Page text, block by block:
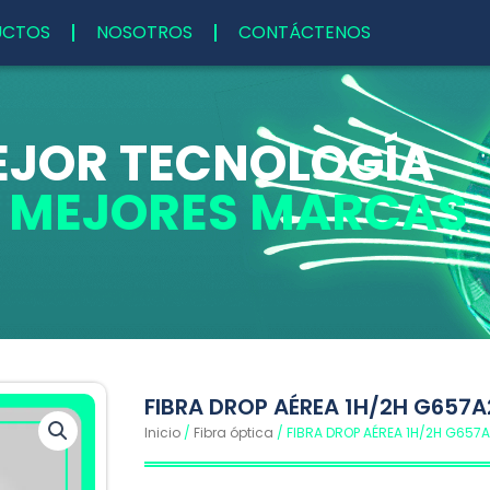
NOSOTROS CONTÁCTENOS
TECNOLOGÍA
MEJORES MARCAS
FIBRA DROP AÉREA 1H/2H
Inicio / Fibra óptica / FIBRA DROP AÉREA 1H/2H